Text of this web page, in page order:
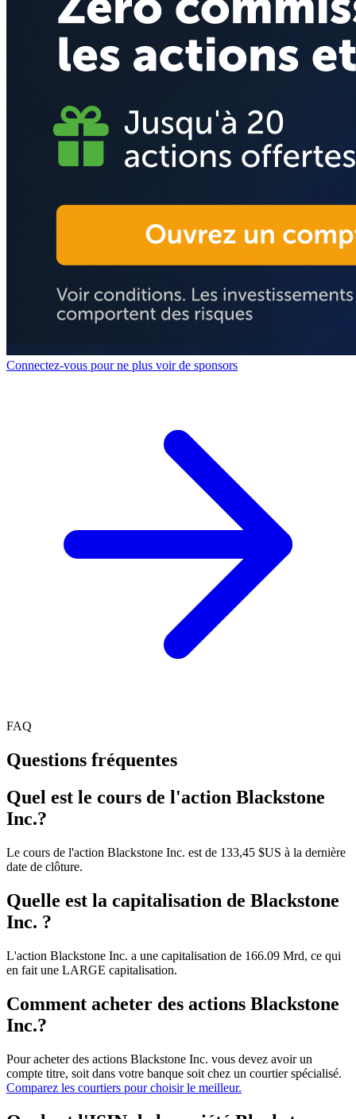
Connectez-vous pour ne plus voir de sponsors
FAQ
Questions fréquentes
Quel est le cours de l'action Blackstone
Inc.?
Le cours de l'action Blackstone Inc. est de 133,45 $US à la dernière
date de clôture.
Quelle est la capitalisation de Blackstone
Inc. ?
L'action Blackstone Inc. a une capitalisation de 166.09 Mrd, ce qui
en fait une LARGE capitalisation.
Comment acheter des actions Blackstone
Inc.?
Pour acheter des actions Blackstone Inc. vous devez avoir un
compte titre, soit dans votre banque soit chez un courtier spécialisé.
Comparez les courtiers pour choisir le meilleur.